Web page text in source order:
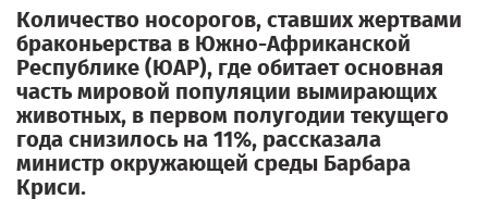
Количество носорогов, ставших жертвами
браконьерства в Южно-Африканской
Республике (ЮАР), где обитает основная
часть мировой популяции вымирающих
животных, в первом полугодии текущего
года снизилось на 11%, рассказала
министр окружающей среды Барбара
Криси.